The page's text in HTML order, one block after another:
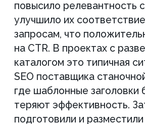
За 1 месяц клиент получил
структурированный старт SEO
компании промышленного
инструмента без распыления
ресурсов. Мы разложили спрос
по кластерам, усилили ключевые
разделы каталога, обновили
мета-теги, добавили тексты,
устранили технические ошибки и
настроили микроразметку. В
цифрах это выразилось в росте